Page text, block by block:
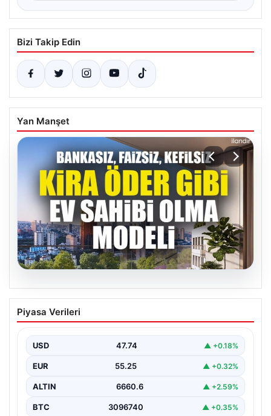
Bizi Takip Edin
Yan Manşet
07.08.2026
DAP Yapı’dan bir ilk! Emlak Konut
güvencesi Dap vizyonuyla kendi
Piyasa Verileri
USD 47.74 ▲ +0.18%
EUR 55.25 ▲ +0.32%
ALTIN 6660.6 ▲ +2.59%
BTC 3096740 ▲ +0.35%